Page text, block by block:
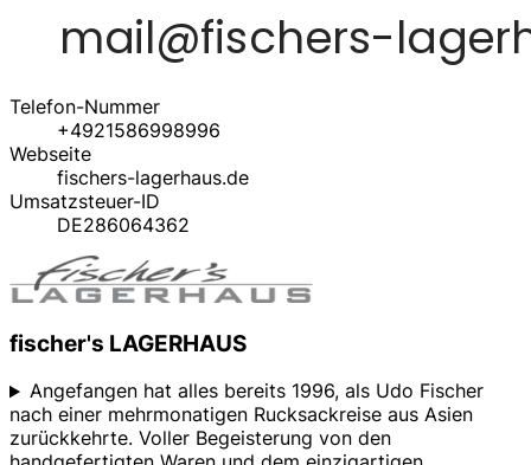
Telefon-Nummer
+4921586998996
Webseite
fischers-lagerhaus.de
Umsatzsteuer-ID
DE286064362
fischer's LAGERHAUS
Angefangen hat alles bereits 1996, als Udo Fischer
nach einer mehrmonatigen Rucksackreise aus Asien
zurückkehrte. Voller Begeisterung von den